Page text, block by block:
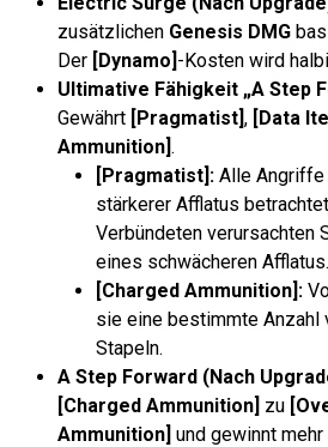
zusätzlichen Genesis DMG
Der [Dynamo] -Kosten wird
Ultimative Fähigkeit „A Step
Gewährt [Pragmatist], [Data
Ammunition].
[Pragmatist]: Alle
stärkerer Afflatus
Verbündeten verursachten
eines schwächeren Afflatus.
[Charged Ammunition]:
sie eine bestimmte Anzahl
Stapeln.
A Step Forward (Nach
[Charged Ammunition] zu
Ammunition] und gewinnt mehr